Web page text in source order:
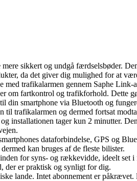
sikkert og undgå færdselsbøder.
da det giver dig mulighed for at
med trafikalarmen gennem Saphe
om fartkontrol og trafikforhold. Dette
din smartphone via Bluetooth og
til trafikalarmen og dermed fortsat
installationen tager kun 2 minutter.
dataforbindelse, GPS og
kan bruges af de fleste bilister.
for syns- og rækkevidde, ideelt
der er praktisk og synligt for dig.
lande. Intet abonnement er